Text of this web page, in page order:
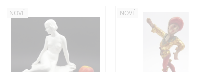
NOVÉ NOVÉ